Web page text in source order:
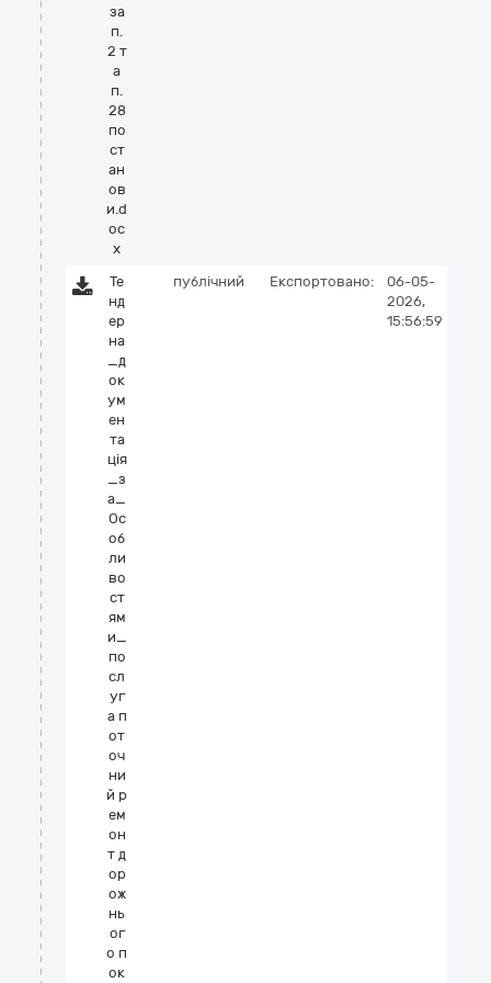
за
п.
2 т
а
п.
28
по
ст
ан
ов
и.d
oc
x
Те
нд
ер
на
_д
ок
ум
ен
та
ція
_з
а_
Ос
об
ли
во
ст
ям
и_
по
сл
уг
а п
от
оч
ни
й р
ем
он
т д
ор
ож
нь
ог
о п
ок
публічний Експортовано:
06-05-
2026,
15:56:59